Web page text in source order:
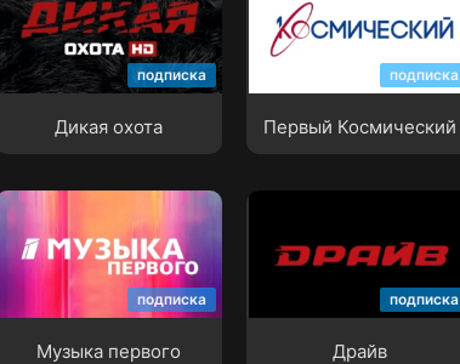
подписка
Дикая охота
Дикая охота
подписка
Первый Космический
Первый Космический
подписка
Музыка первого
Музыка первого
подписка
Драйв